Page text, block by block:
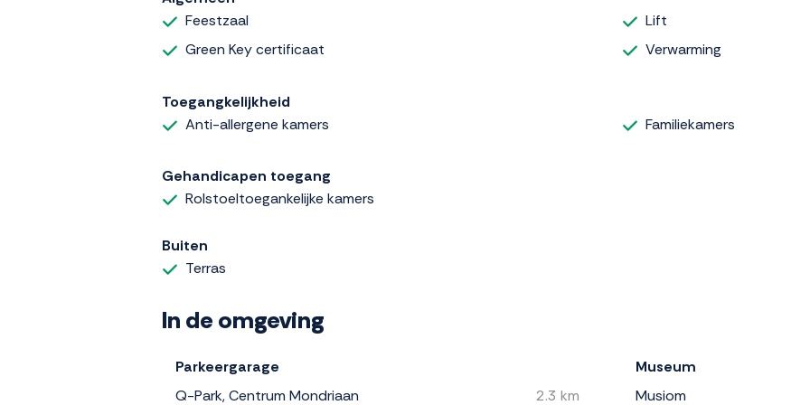
Feestzaal
Green Key certificaat
Lift
Verwarming
Toegangkelijkheid
Anti-allergene kamers
Familiekamers
Gehandicapen toegang
Rolstoeltoegankelijke kamers
Buiten
Terras
In de omgeving
Parkeergarage
Q-Park, Centrum Mondriaan
2.3 km
Museum
Musiom